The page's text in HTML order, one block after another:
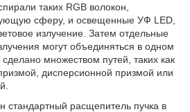
таких RGB волокон,
сферу, и освещенные УФ LED,
излучение. Затем отдельные
могут объединяться в одном
множеством путей, таких как
дисперсионной призмой или
стандартный расщепитель пучка в